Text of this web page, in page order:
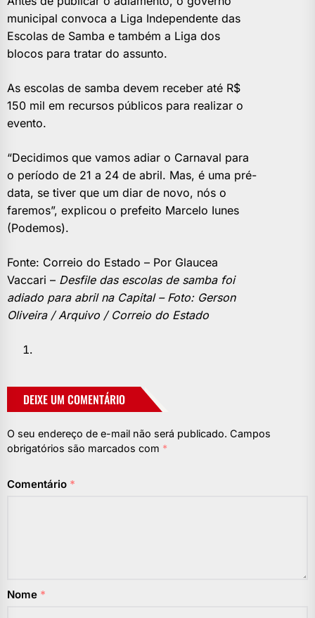
municipal convoca a Liga Independente das
Escolas de Samba e também a Liga dos
blocos para tratar do assunto.
As escolas de samba devem receber até R$
150 mil em recursos públicos para realizar o
evento.
“Decidimos que vamos adiar o Carnaval para
o período de 21 a 24 de abril. Mas, é uma pré-
data, se tiver que um diar de novo, nós o
faremos”, explicou o prefeito Marcelo Iunes
(Podemos).
Fonte: Correio do Estado – Por Glaucea
Vaccari – Desfile das escolas de samba foi
adiado para abril na Capital – Foto: Gerson
Oliveira / Arquivo / Correio do Estado
DEIXE UM COMENTÁRIO
O seu endereço de e-mail não será publicado. Campos
obrigatórios são marcados com *
Comentário *
Nome *